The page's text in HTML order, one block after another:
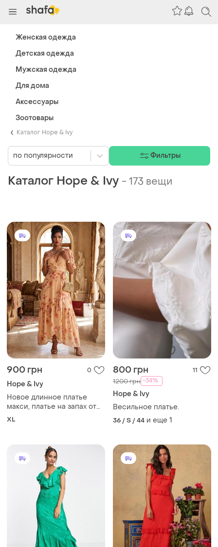
Каталог Hope & Ivy
Каталог Hope & Ivy -173 вещи
900 грн 0
Hope & Ivy
Новое длинное платье
макси, платье на запах от
hope &amp; ivy.
XL
800 грн 11
1200 грн -34%
Hope & Ivy
Весильное платье.
36 / S / 44 и еще 1
по популярности Фильтры
Женская одежда
Детская одежда
Мужская одежда
Для дома
Аксессуары
Зоотовары